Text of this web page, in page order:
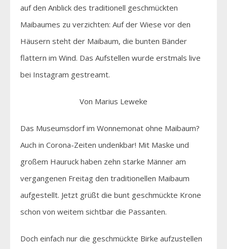
auf den Anblick des traditionell geschmückten
Maibaumes zu verzichten: Auf der Wiese vor den
Häusern steht der Maibaum, die bunten Bänder
flattern im Wind. Das Aufstellen wurde erstmals live
bei Instagram gestreamt.
Von Marius Leweke
Das Museumsdorf im Wonnemonat ohne Maibaum?
Auch in Corona-Zeiten undenkbar! Mit Maske und
großem Hauruck haben zehn starke Männer am
vergangenen Freitag den traditionellen Maibaum
aufgestellt. Jetzt grüßt die bunt geschmückte Krone
schon von weitem sichtbar die Passanten.
Doch einfach nur die geschmückte Birke aufzustellen